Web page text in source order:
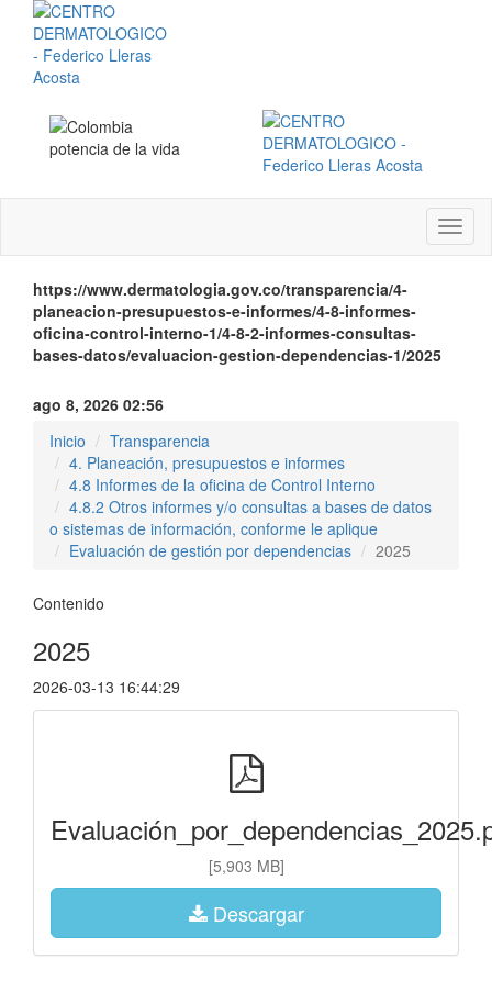
Menú
https://www.dermatologia.gov.co/transparencia/4-
planeacion-presupuestos-e-informes/4-8-informes-
oficina-control-interno-1/4-8-2-informes-consultas-
bases-datos/evaluacion-gestion-dependencias-1/2025
ago 8, 2026 02:56
Inicio
Transparencia
4. Planeación, presupuestos e informes
4.8 Informes de la oficina de Control Interno
4.8.2 Otros informes y/o consultas a bases de datos
o sistemas de información, conforme le aplique
Evaluación de gestión por dependencias
2025
Contenido
2025
2026-03-13 16:44:29
[5,903 MB]
Descargar